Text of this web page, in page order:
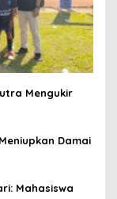
Mengukir
Damai
Mahasiswa